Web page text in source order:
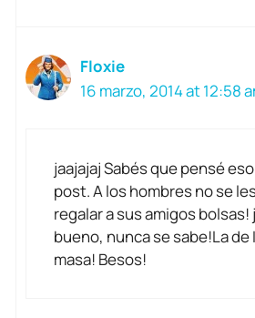
Floxie
16 marzo, 2014 at 12:58
jaajajaj Sabés que pensé
post. A los hombres no se
regalar a sus amigos bolsas!
bueno, nunca se sabe!La de
masa! Besos!